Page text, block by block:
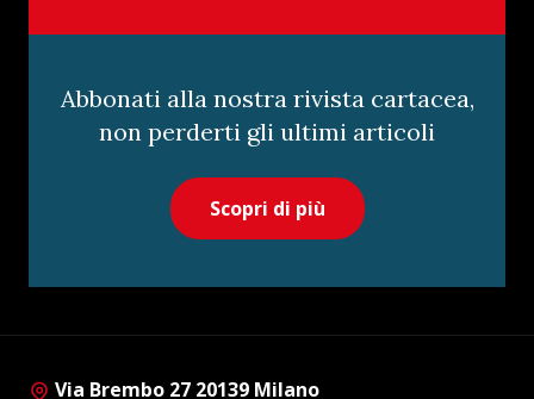
Abbonati alla nostra rivista cartacea,
non perderti gli ultimi articoli
Scopri di più
Via Brembo 27 20139 Milano